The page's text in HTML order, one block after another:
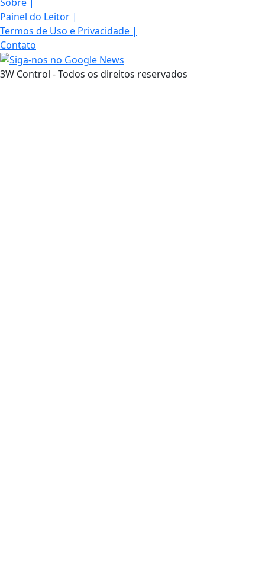
Painel do Leitor |
Termos de Uso e Privacidade |
Contato
3W Control - Todos os direitos reservados